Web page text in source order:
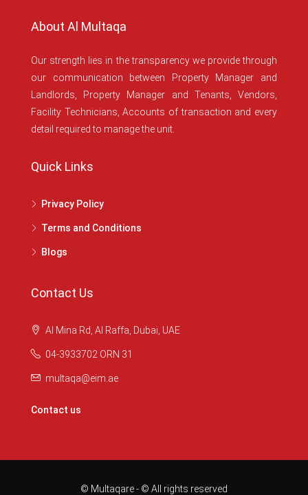
About Al Multaqa
Our strength lies in the transparency we provide through
our communication between Property Manager and
Landlords, Property Manager and Tenants, Vendors,
Facility Technicians, Accounts of transaction and every
detail required to manage the unit.
Quick Links
Privacy Policy
Terms and Conditions
Blogs
Contact Us
Al Mina Rd, Al Raffa, Dubai, UAE
04-3933702 ORN 31
multaqa@eim.ae
Contact us
© Multaqare - © All rights reserved